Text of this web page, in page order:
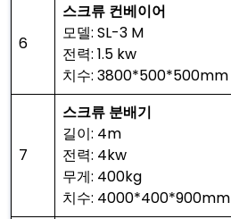
6
스크류 컨베이어
모델: SL-3 M
전력: 1.5 kw
치수: 3800*500*500mm
7
스크류 분배기
길이: 4m
전력: 4kw
무게: 400kg
치수: 4000*400*900mm